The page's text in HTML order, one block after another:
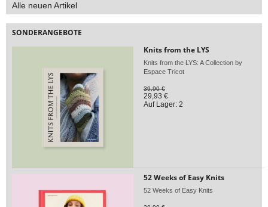
Alle neuen Artikel
SONDERANGEBOTE
Knits from the LYS
Knits from the LYS: A Collection by
Espace Tricot
39,90 €
29,93 €
Auf Lager: 2
52 Weeks of Easy Knits
52 Weeks of Easy Knits